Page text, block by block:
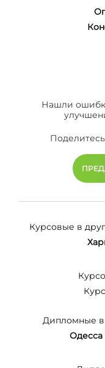
Нашли
Курсовые в
Дипломные в
Одесса